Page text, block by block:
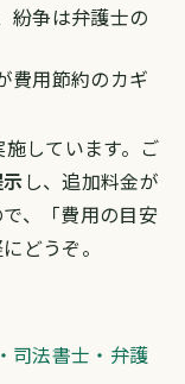
紛争は弁護士の
費用節約のカギ
しています。ご
し、追加料金が
、「費用の目安
どうぞ。
司法書士・弁護